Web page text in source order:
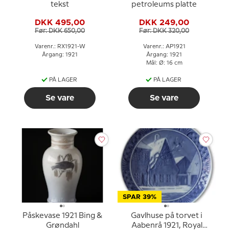
tekst
DKK 495,00
Før: DKK 650,00
Varenr.: RX1921-W
Årgang: 1921
PÅ LAGER
Se vare
petroleums platte
DKK 249,00
Før: DKK 320,00
Varenr.: AP1921
Årgang: 1921
Mål: Ø: 16 cm
PÅ LAGER
Se vare
Påskevase 1921 Bing &
Grøndahl
SPAR 39%
Gavlhuse på torvet i
Aabenrå 1921, Royal